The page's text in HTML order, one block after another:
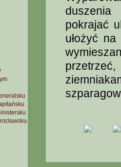
pokrajać
ułożyć